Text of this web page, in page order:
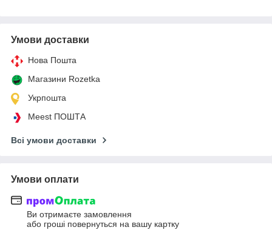
Умови доставки
Нова Пошта
Магазини Rozetka
Укрпошта
Meest ПОШТА
Всі умови доставки
Умови оплати
Ви отримаєте замовлення
або гроші повернуться на вашу картку